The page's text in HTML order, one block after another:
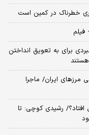
خطرناک در کمین است
فیلم
برای به تعویق انداختن
مرز‌های ایران/ ماجرا
رشیدی کوچی: تا